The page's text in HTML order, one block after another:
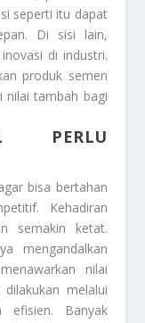
seperti itu dapat
Di sisi lain,
di industri.
produk semen
nilai tambah bagi
PERLU
bisa bertahan
Kehadiran
semakin ketat.
mengandalkan
nilai
melalui
efisien. Banyak